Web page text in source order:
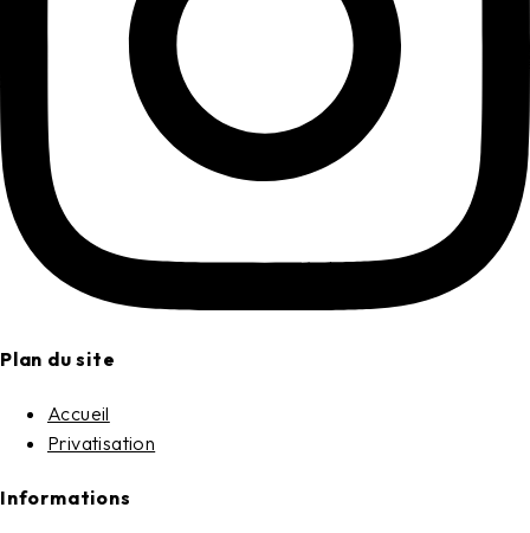
Plan du site
Accueil
Privatisation
Informations